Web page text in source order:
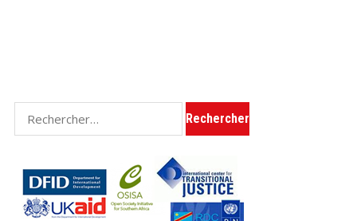
Rechercher :